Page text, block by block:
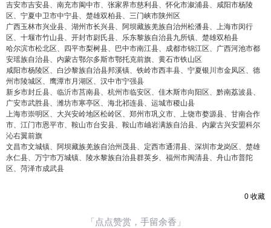
吉安市吉安县、南充市阆中市、张家界市慈利县、怀化市溆浦县、咸阳市杨陵
区、宁夏中卫市中宁县、楚雄双柏县、三门峡市陕州区
广西玉林市兴业县、湖州市长兴县、阿坝藏族羌族自治州松潘县、上海市闵行
区、十堰市竹山县、开封市尉氏县、乐东黎族自治县九所镇、楚雄双柏县
哈尔滨市松北区、四平市梨树县、巴中市南江县、成都市锦江区、广西河池市都
安瑶族自治县、内蒙古鄂尔多斯市鄂托克前旗、黄石市铁山区
咸阳市杨陵区、白沙黎族自治县邦溪镇、铁岭市西丰县、宁夏银川市金凤区、德
州市陵城区、鹰潭市月湖区、汉中市宁强县
新乡市封丘县、临沂市莒南县、杭州市临安区、佳木斯市向阳区、黔南荔波县、
广安市武胜县、潍坊市寒亭区、海北祁连县、运城市稷山县
上海市崇明区、大兴安岭地区松岭区、郑州市巩义市、上饶市婺源县、甘南合作
市、江门市恩平市、鞍山市台安县、鞍山市岫岩满族自治县、内蒙古兴安盟科尔
沁右翼前旗
文昌市文城镇、阿坝藏族羌族自治州茂县、定西市通渭县、深圳市龙岗区、楚雄
永仁县、万宁市万城镇、陵水黎族自治县群英乡、福州市闽清县、舟山市普陀
区、菏泽市成武县
0 收藏
「点点赞赏，手留余香」